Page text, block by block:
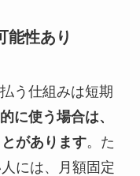
能性あり
う仕組みは短期
に使う場合は、
があります。た
には、月額固定